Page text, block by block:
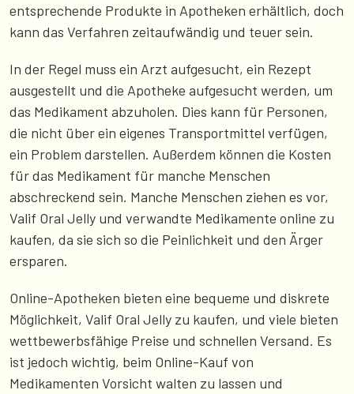
entsprechende Produkte in Apotheken erhältlich, doch
kann das Verfahren zeitaufwändig und teuer sein.
In der Regel muss ein Arzt aufgesucht, ein Rezept
ausgestellt und die Apotheke aufgesucht werden, um
das Medikament abzuholen. Dies kann für Personen,
die nicht über ein eigenes Transportmittel verfügen,
ein Problem darstellen. Außerdem können die Kosten
für das Medikament für manche Menschen
abschreckend sein. Manche Menschen ziehen es vor,
Valif Oral Jelly und verwandte Medikamente online zu
kaufen, da sie sich so die Peinlichkeit und den Ärger
ersparen.
Online-Apotheken bieten eine bequeme und diskrete
Möglichkeit, Valif Oral Jelly zu kaufen, und viele bieten
wettbewerbsfähige Preise und schnellen Versand. Es
ist jedoch wichtig, beim Online-Kauf von
Medikamenten Vorsicht walten zu lassen und